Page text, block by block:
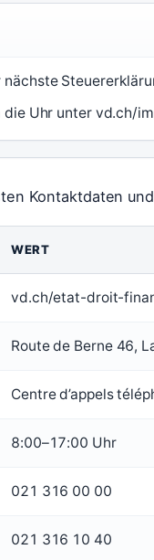
nächste
die Uhr unter vd.ch/
Kontaktdaten
WERT
vd.ch/etat-droit-
Route de Berne 46,
Centre d’appels
8:00–17:00 Uhr
021 316 00 00
021 316 10 40